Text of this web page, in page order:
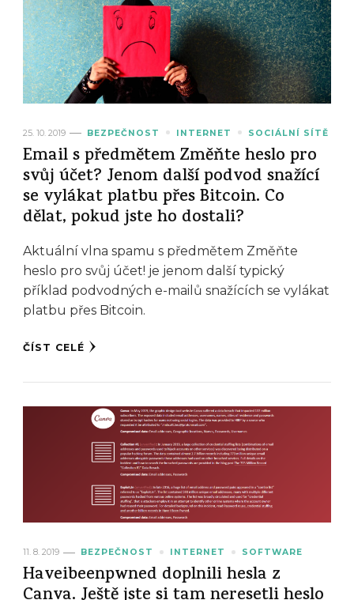
25. 10. 2019 BEZPEČNOST INTERNET SOCIÁLNÍ SÍTĚ
Email s předmětem Změňte heslo pro
svůj účet? Jenom další podvod snažící
se vylákat platbu přes Bitcoin. Co
dělat, pokud jste ho dostali?
Aktuální vlna spamu s předmětem Změňte
heslo pro svůj účet! je jenom další typický
příklad podvodných e-mailů snažících se vylákat
platbu přes Bitcoin.
ČÍST CELÉ
11. 8. 2019 BEZPEČNOST INTERNET SOFTWARE
Haveibeenpwned doplnili hesla z